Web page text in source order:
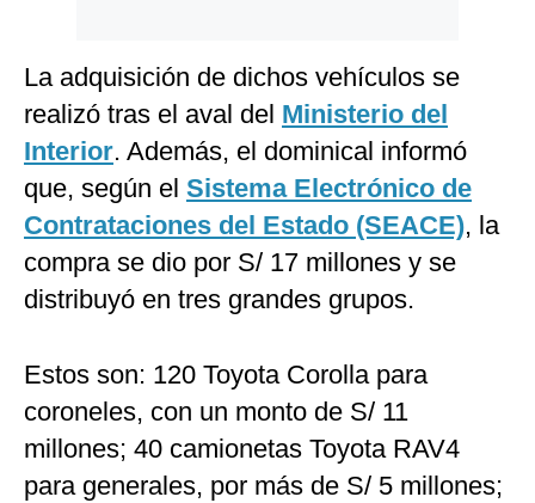
La adquisición de dichos vehículos se
realizó tras el aval del Ministerio del
Interior. Además, el dominical informó
que, según el Sistema Electrónico de
Contrataciones del Estado (SEACE), la
compra se dio por S/ 17 millones y se
distribuyó en tres grandes grupos.
Estos son: 120 Toyota Corolla para
coroneles, con un monto de S/ 11
millones; 40 camionetas Toyota RAV4
para generales, por más de S/ 5 millones;